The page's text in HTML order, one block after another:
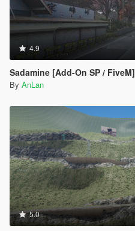
4.9
Sadamine [Add-On SP / FiveM]
By AnLan
5.0